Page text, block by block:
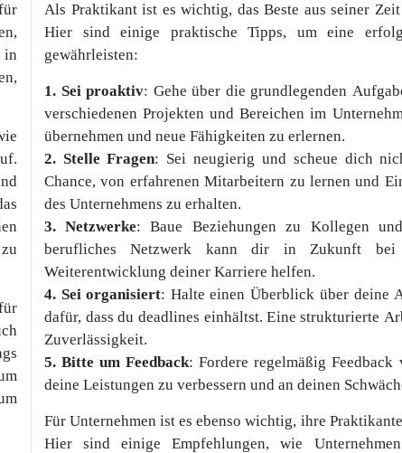
in
Als Praktikant ist es wichtig, das Beste aus seiner
Hier sind einige praktische Tipps, um eine
gewährleisten:
1. Sei proaktiv: Gehe über die grundlegenden
verschiedenen Projekten und Bereichen im
übernehmen und neue Fähigkeiten zu erlernen.
2. Stelle Fragen: Sei neugierig und scheue dich
Chance, von erfahrenen Mitarbeitern zu lernen und
des Unternehmens zu erhalten.
3. Netzwerke: Baue Beziehungen zu Kollegen
berufliches Netzwerk kann dir in Zukunft
Weiterentwicklung deiner Karriere helfen.
4. Sei organisiert: Halte einen Überblick über deine
dafür, dass du deadlines einhältst. Eine strukturierte
Zuverlässigkeit.
5. Bitte um Feedback: Fordere regelmäßig
deine Leistungen zu verbessern und an deinen
Für Unternehmen ist es ebenso wichtig, ihre
Hier sind einige Empfehlungen, wie